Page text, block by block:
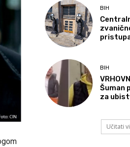
BIH
BIH
Šuman
za
Učitati